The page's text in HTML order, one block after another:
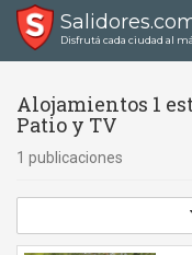
Disfrutá cada ciudad al
Alojamientos 1
Patio y TV
1 publicaciones